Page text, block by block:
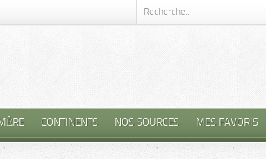
CONTINENTS NOS SOURCES MES FAVORIS